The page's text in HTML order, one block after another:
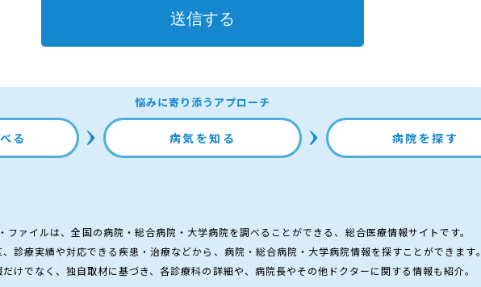
送信する
悩みに寄り添うアプローチ
る 病気を知る 病院を探す
ファイルは、全国の病院・総合病院・大学病院を調べることができる、総合医療情報サイトです。
診療実績や対応できる疾患・治療などから、病院・総合病院・大学病院情報を探すことができます。
けでなく、独自取材に基づき、各診療科の詳細や、病院長やその他ドクターに関する情報も紹介。